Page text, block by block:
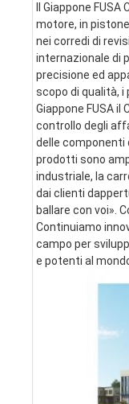
Il Giappone
motore, in
nei corredi di
internazionale di
precisione ed
scopo di qualità, i
Giappone FUSA il
controllo degli
delle componenti
prodotti sono
industriale, la
dai clienti
ballare con voi».
Continuiamo
campo per
e potenti al